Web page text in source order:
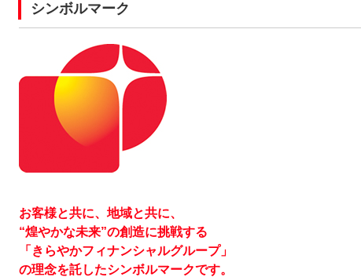
シンボルマーク
お客様と共に、地域と共に、
“煌やかな未来”の創造に挑戦する
「きらやかフィナンシャルグループ」
の理念を託したシンボルマークです。